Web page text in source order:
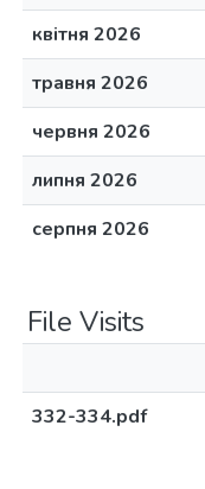
квітня 2026
травня 2026
червня 2026
липня 2026
серпня 2026
File Visits
332-334.pdf